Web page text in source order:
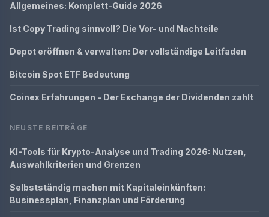
Allgemeines: Komplett-Guide 2026
Ist Copy Trading sinnvoll? Die Vor- und Nachteile
Depot eröffnen & verwalten: Der vollständige Leitfaden
Bitcoin Spot ETF Bedeutung
Coinex Erfahrungen - Der Exchange der Dividenden zahlt
NEUSTE BEITRÄGE
KI-Tools für Krypto-Analyse und Trading 2026: Nutzen,
Auswahlkriterien und Grenzen
Selbstständig machen mit Kapitaleinkünften:
Businessplan, Finanzplan und Förderung